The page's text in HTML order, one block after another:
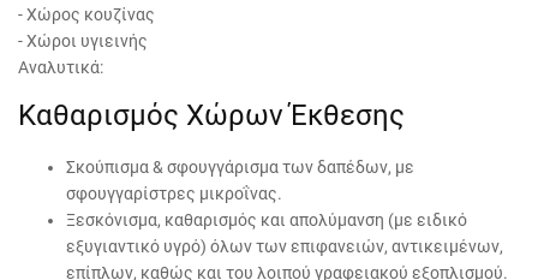
- Χώρος κουζίνας
- Χώροι υγιεινής
Αναλυτικά:
Καθαρισμός Χώρων Έκθεσης
Σκούπισμα & σφουγγάρισμα των δαπέδων, με
σφουγγαρίστρες μικροΐνας.
Ξεσκόνισμα, καθαρισμός και απολύμανση (με ειδικό
εξυγιαντικό υγρό) όλων των επιφανειών, αντικειμένων,
επίπλων, καθώς και του λοιπού γραφειακού εξοπλισμού.